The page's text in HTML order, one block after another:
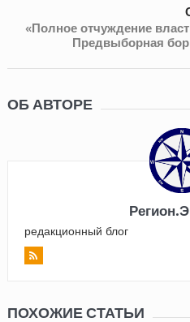
«Полное отчуждение
Предвыборная
ОБ АВТОРЕ
редакционный блог
ПОХОЖИЕ СТАТЬИ